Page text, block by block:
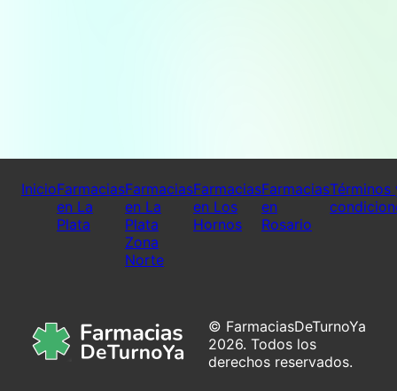
InicioFarmacias
en La
Plata
Farmacias
en La
Plata
Zona
Norte
Farmacias
en Los
Hornos
Farmacias
en
Rosario
Términos
© FarmaciasDeTurnoYa
2026. Todos los
derechos reservados.